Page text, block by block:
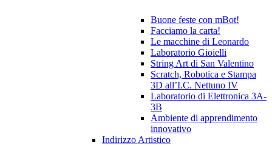
Buone feste con mBot!
Facciamo la carta!
Le macchine di Leonardo
Laboratorio Gioielli
String Art di San Valentino
Scratch, Robotica e Stampa
3D all’I.C. Nettuno IV
Laboratorio di Elettronica 3A-
3B
Ambiente di apprendimento
innovativo
Indirizzo Artistico